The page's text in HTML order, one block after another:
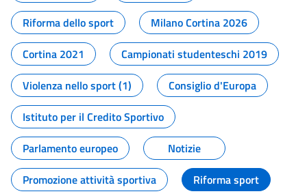
Riforma dello sport
Milano Cortina 2026
Cortina 2021
Campionati studenteschi 2019
Violenza nello sport (1)
Consiglio d'Europa
Istituto per il Credito Sportivo
Parlamento europeo
Notizie
Promozione attività sportiva
Riforma sport